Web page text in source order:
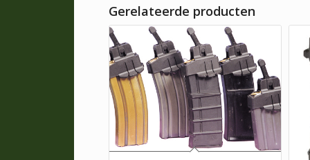
Gerelateerde producten